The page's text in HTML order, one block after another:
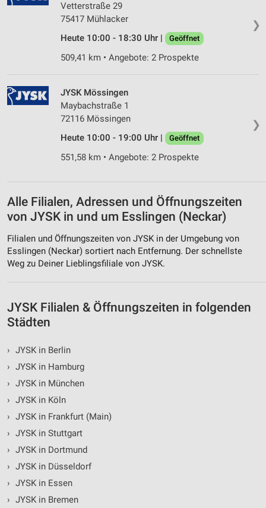
❯
Vetterstraße 29
75417 Mühlacker
Heute 10:00 - 18:30 Uhr |
Geöffnet
509,41 km • Angebote: 2 Prospekte
❯
JYSK Mössingen
Maybachstraße 1
72116 Mössingen
Heute 10:00 - 19:00 Uhr |
Geöffnet
551,58 km • Angebote: 2 Prospekte
Alle Filialen, Adressen und Öffnungszeiten
von JYSK in und um Esslingen (Neckar)
Filialen und Öffnungszeiten von JYSK in der Umgebung von
Esslingen (Neckar) sortiert nach Entfernung. Der schnellste
Weg zu Deiner Lieblingsfiliale von JYSK.
JYSK Filialen & Öffnungszeiten in folgenden
Städten
› JYSK in Berlin
› JYSK in Hamburg
› JYSK in München
› JYSK in Köln
› JYSK in Frankfurt (Main)
› JYSK in Stuttgart
› JYSK in Dortmund
› JYSK in Düsseldorf
› JYSK in Essen
› JYSK in Bremen
Entwicklung und Verbesserung der Angebote
IAB-Besonderheiten:
Geräte anhand von aktiv angeforderten
Informationen identifizieren
Funktional
Werbung